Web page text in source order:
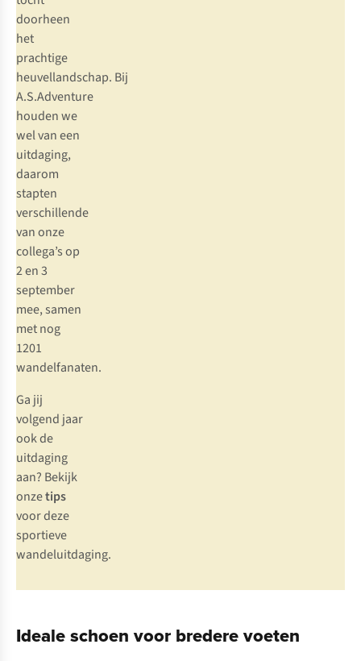
doorheen
het
prachtige
heuvellandschap. Bij
A.S.Adventure
houden we
wel van een
uitdaging,
daarom
stapten
verschillende
van onze
collega’s op
2 en 3
september
mee, samen
met nog
1201
wandelfanaten.
Ga jij
volgend jaar
ook de
uitdaging
aan? Bekijk
onzetips
voor deze
sportieve
wandeluitdaging.
Ideale schoen voor bredere voeten